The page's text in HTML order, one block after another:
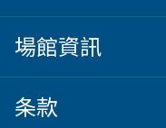
場館資訊
条款